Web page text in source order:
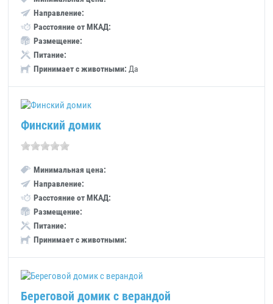
Направление:
Расстояние от МКАД:
Размещение:
Питание:
Принимает с животными: Да
Финский домик
Минимальная цена:
Направление:
Расстояние от МКАД:
Размещение:
Питание:
Принимает с животными:
Береговой домик с верандой